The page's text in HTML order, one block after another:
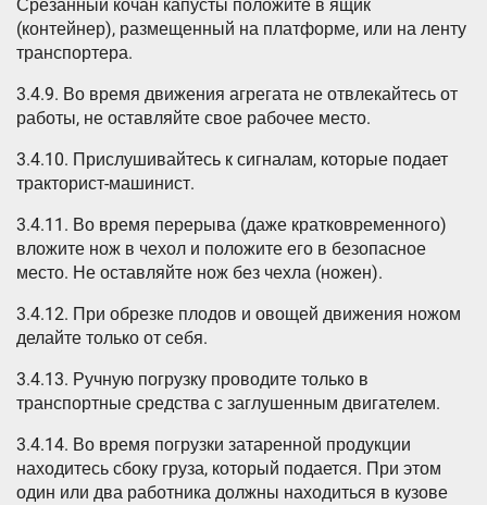
Срезанный кочан капусты положите в ящик
(контейнер), размещенный на платформе, или на ленту
транспортера.
3.4.9. Во время движения агрегата не отвлекайтесь от
работы, не оставляйте свое рабочее место.
3.4.10. Прислушивайтесь к сигналам, которые подает
тракторист-машинист.
3.4.11. Во время перерыва (даже кратковременного)
вложите нож в чехол и положите его в безопасное
место. Не оставляйте нож без чехла (ножен).
3.4.12. При обрезке плодов и овощей движения ножом
делайте только от себя.
3.4.13. Ручную погрузку проводите только в
транспортные средства с заглушенным двигателем.
3.4.14. Во время погрузки затаренной продукции
находитесь сбоку груза, который подается. При этом
один или два работника должны находиться в кузове